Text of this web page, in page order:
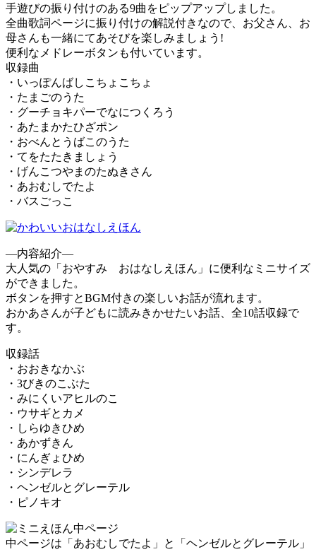
手遊びの振り付けのある9曲をピップアップしました。
全曲歌詞ページに振り付けの解説付きなので、お父さん、お
母さんも一緒にてあそびを楽しみましょう!
便利なメドレーボタンも付いています。
収録曲
・いっぽんばしこちょこちょ
・たまごのうた
・グーチョキパーでなにつくろう
・あたまかたひざポン
・おべんとうばこのうた
・てをたたきましょう
・げんこつやまのたぬきさん
・あおむしでたよ
・バスごっこ
—内容紹介—
大人気の「おやすみ おはなしえほん」に便利なミニサイズ
ができました。
ボタンを押すとBGM付きの楽しいお話が流れます。
おかあさんが子どもに読みきかせたいお話、全10話収録で
す。
収録話
・おおきなかぶ
・3びきのこぶた
・みにくいアヒルのこ
・ウサギとカメ
・しらゆきひめ
・あかずきん
・にんぎょひめ
・シンデレラ
・ヘンゼルとグレーテル
・ピノキオ
中ページは「あおむしでたよ」と「ヘンゼルとグレーテル」